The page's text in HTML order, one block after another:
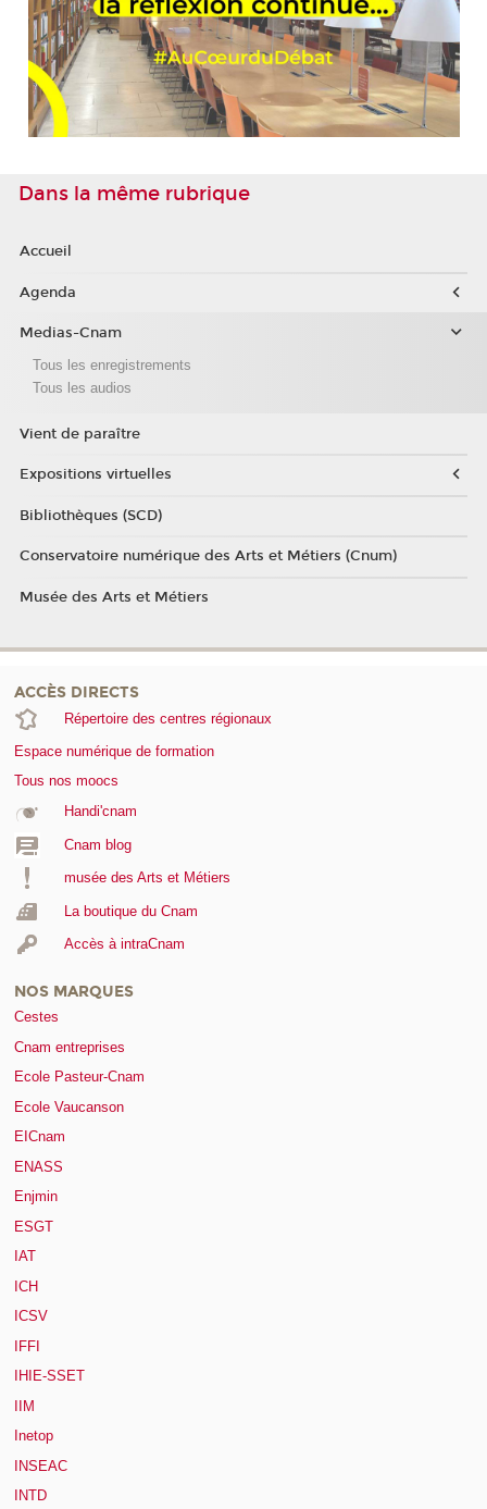
Dans la même rubrique
Accueil
Agenda
Medias-Cnam
Tous les enregistrements
Tous les audios
Vient de paraître
Expositions virtuelles
Bibliothèques (SCD)
Conservatoire numérique des Arts et Métiers (Cnum)
Musée des Arts et Métiers
ACCÈS DIRECTS
Répertoire des centres régionaux
Espace numérique de formation
Tous nos moocs
Handi'cnam
Cnam blog
musée des Arts et Métiers
La boutique du Cnam
Accès à intraCnam
NOS MARQUES
Cestes
Cnam entreprises
Ecole Pasteur-Cnam
Ecole Vaucanson
EICnam
ENASS
Enjmin
ESGT
IAT
ICH
ICSV
IFFI
IHIE-SSET
IIM
Inetop
INSEAC
INTD